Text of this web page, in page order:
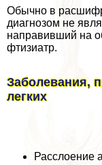
Обычно в
диагнозом не
направивший на
фтизиатр.
Заболевания,
легких
Расслоение